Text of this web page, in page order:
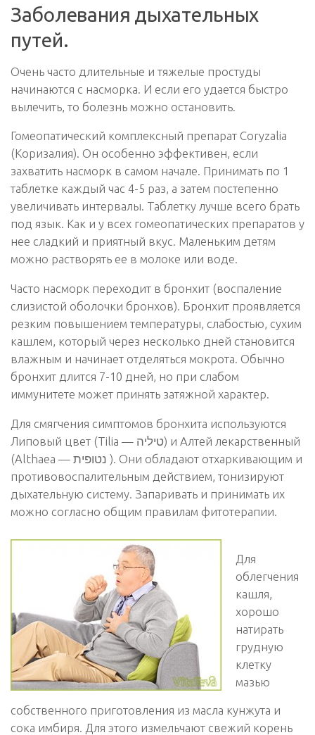
Заболевания дыхательных
путей.
Очень часто длительные и тяжелые простуды
начинаются с насморка. И если его удается быстро
вылечить, то болезнь можно остановить.
Гомеопатический комплексный препарат Coryzalia
(Коризалия). Он особенно эффективен, если
захватить насморк в самом начале. Принимать по 1
таблетке каждый час 4-5 раз, а затем постепенно
увеличивать интервалы. Таблетку лучше всего брать
под язык. Как и у всех гомеопатических препаратов у
нее сладкий и приятный вкус. Маленьким детям
можно растворять ее в молоке или воде.
Часто насморк переходит в бронхит (воспаление
слизистой оболочки бронхов). Бронхит проявляется
резким повышением температуры, слабостью, сухим
кашлем, который через несколько дней становится
влажным и начинает отделяться мокрота. Обычно
бронхит длится 7-10 дней, но при слабом
иммунитете может принять затяжной характер.
Для смягчения симптомов бронхита используются
Липовый цвет (Tilia — טיליה) и Алтей лекарственный
(Althaea — נטופית ). Они обладают отхаркивающим и
противовоспалительным действием, тонизируют
дыхательную систему. Запаривать и принимать их
можно согласно общим правилам фитотерапии.
Для
облегчения
кашля,
хорошо
натирать
грудную
клетку
мазью
собственного приготовления из масла кунжута и
сока имбиря. Для этого измельчают свежий корень